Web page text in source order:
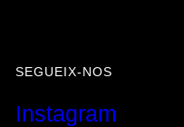
SEGUEIX-NOS
Instagram